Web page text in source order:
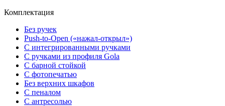
Комплектация
Без ручек
Push-to-Open («нажал-открыл»)
С интегрированными ручками
С ручками из профиля Gola
С барной стойкой
С фотопечатью
Без верхних шкафов
С пеналом
С антресолью